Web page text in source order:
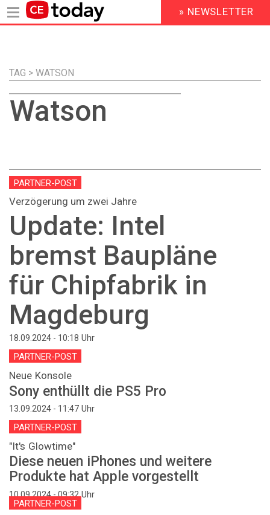
Inhalt
HEADER
MENU
» NEWSLETTER
TAG > WATSON
Watson
PARTNER-POST
Verzögerung um zwei Jahre
Update: Intel
bremst Baupläne
für Chipfabrik in
Magdeburg
18.09.2024 - 10:18 Uhr
PARTNER-POST
Neue Konsole
Sony enthüllt die PS5 Pro
13.09.2024 - 11:47 Uhr
PARTNER-POST
"It's Glowtime"
Diese neuen iPhones und weitere
Produkte hat Apple vorgestellt
10.09.2024 - 09:32Uhr
PARTNER-POST